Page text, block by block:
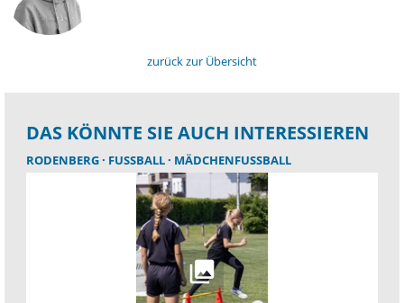
zurück zur Übersicht
DAS KÖNNTE SIE AUCH INTERESSIEREN
RODENBERG FUSSBALL MÄDCHENFUSSBALL